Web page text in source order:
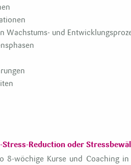
Wachstums- und
Stress-Reduction oder
8-wöchige Kurse und Coaching in